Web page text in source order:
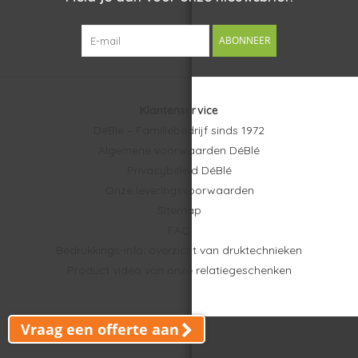
relatiegeschenk dat dagelijks gemak en zichtbaarheid
combineert. Door het compacte formaat, het sterke ontwerp
en de praktische toepassing blijft uw logo op een natuurlijke
keuze voor bedrijven in Nederland en België die hun merk willen
verbinden aan functionaliteit en duurzaamheid.
of stuur een
Veilig en vertrouwd achteraf betalen op rekening.
Vraag een offerte aan
ABONNEER
Klantenservice
DéBlé – Familiebedrijf sinds 1972
Algemene voorwaarden DéBlé
Privacybeleid DéBlé
Onze leveringsvoorwaarden
Sitemap
Bedrukkings-info: overzicht van druktechnieken
Product video van onze relatiegeschenken
© Copyright 2026 DéBlé -